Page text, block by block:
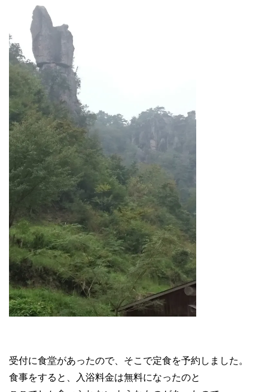
受付に食堂があったので、そこで定食を予約しました。
食事をすると、入浴料金は無料になったのと